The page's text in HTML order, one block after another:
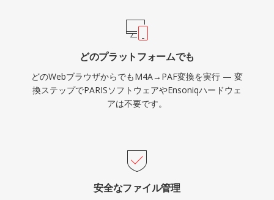
どのプラットフォームでも
どのWebブラウザからでもM4A→PAF変換を実行 — 変
換ステップでPARISソフトウェアやEnsoniqハードウェ
アは不要です。
安全なファイル管理